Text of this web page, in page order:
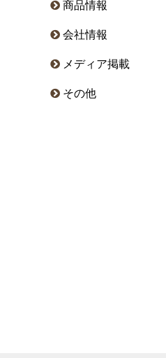
商品情報
会社情報
メディア掲載
その他